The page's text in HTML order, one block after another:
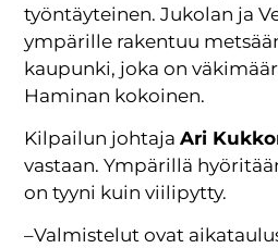
työntäyteinen. Jukolan ja
ympärille rakentuu
kaupunki, joka on
Haminan kokoinen.
Kilpailun johtajaAri
vastaan. Ympärillä
on tyyni kuin viilipytty.
–Valmistelut ovat